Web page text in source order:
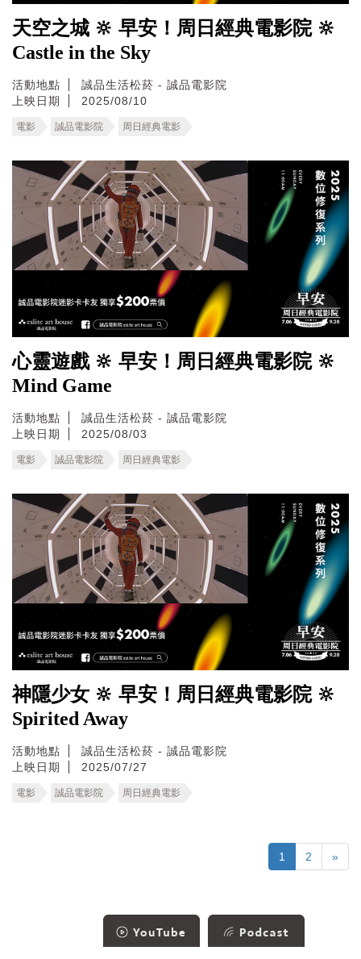
天空之城 🔆 早安！周日經典電影院 🔆
Castle in the Sky
活動地點
誠品生活松菸 - 誠品電影院
上映日期
2025/08/10
電影 誠品電影院 周日經典電影
心靈遊戲 🔆 早安！周日經典電影院 🔆
Mind Game
活動地點
誠品生活松菸 - 誠品電影院
上映日期
2025/08/03
電影 誠品電影院 周日經典電影
神隱少女 🔆 早安！周日經典電影院 🔆
Spirited Away
活動地點
誠品生活松菸 - 誠品電影院
上映日期
2025/07/27
電影 誠品電影院 周日經典電影
1 2 »